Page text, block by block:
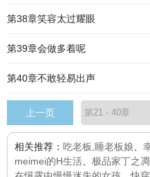
第38章笑容太过耀眼
第39章会做多着呢
第40章不敢轻易出声
上一页
相关推荐： 吃老板,睡老板娘
meimei的H生活
极品家丁之